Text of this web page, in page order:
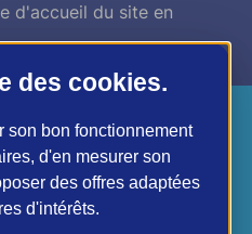
d'accueil du site en
nous
pour des mises à
des cookies.
son bon fonctionnement
d'en mesurer son
des offres adaptées
d'intérêts.